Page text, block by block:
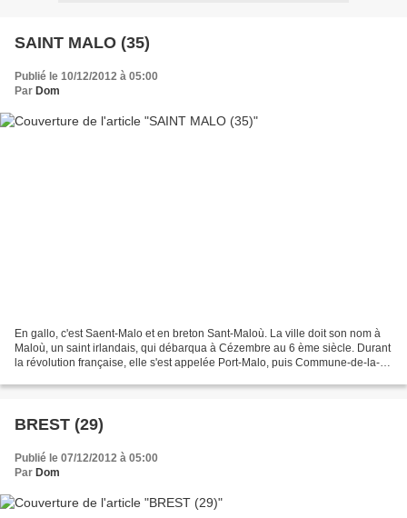
SAINT MALO (35)
Publié le 10/12/2012 à 05:00
Par Dom
En gallo, c'est Saent-Malo et en breton Sant-Maloù. La ville doit son nom à
Maloù, un saint irlandais, qui débarqua à Cézembre au 6 ème siècle. Durant
la révolution française, elle s'est appelée Port-Malo, puis Commune-de-la-
BREST (29)
Publié le 07/12/2012 à 05:00
Par Dom